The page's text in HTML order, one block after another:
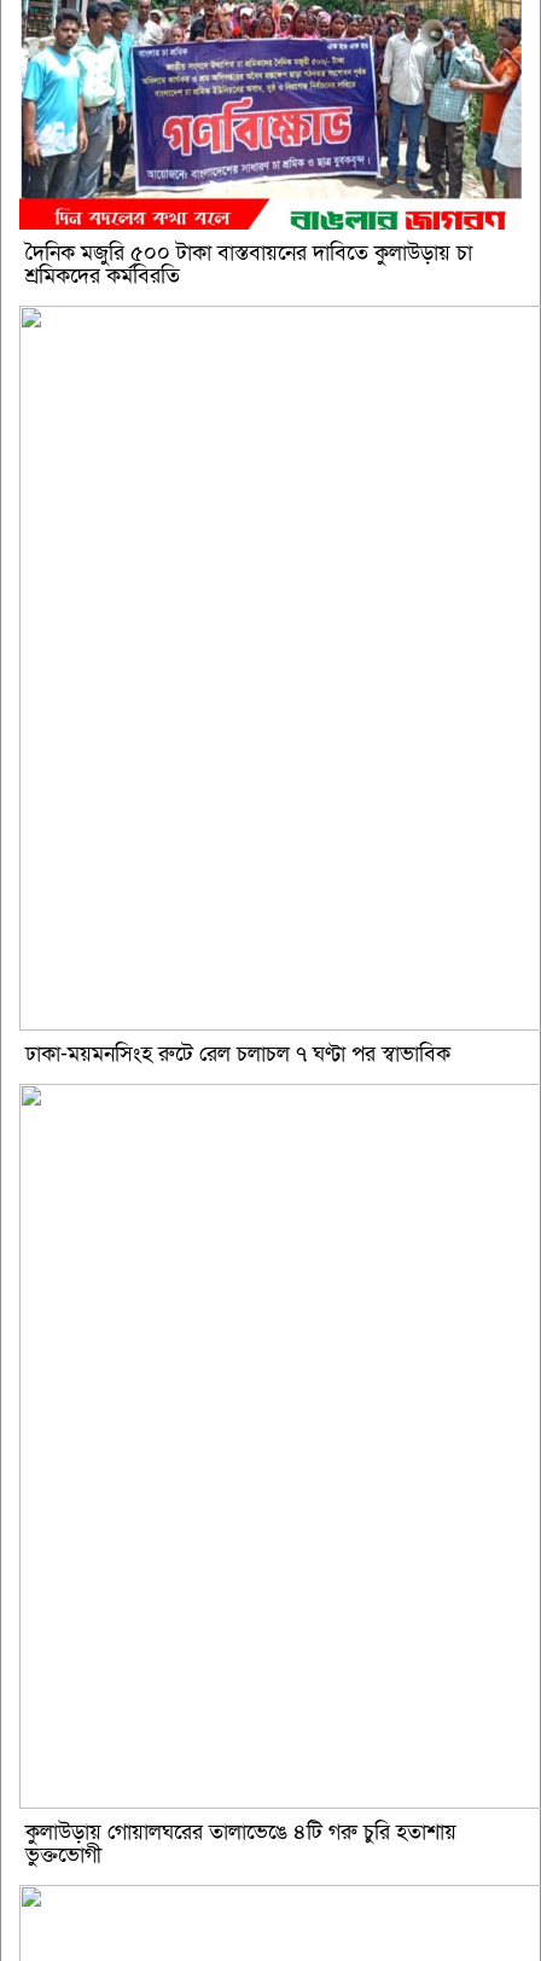
দৈনিক মজুরি ৫০০ টাকা বাস্তবায়নের দাবিতে কুলাউড়ায় চা
শ্রমিকদের কর্মবিরতি
ঢাকা-ময়মনসিংহ রুটে রেল চলাচল ৭ ঘণ্টা পর স্বাভাবিক
কুলাউড়ায় গোয়ালঘরের তালাভেঙে ৪টি গরু চুরি হতাশায়
ভুক্তভোগী